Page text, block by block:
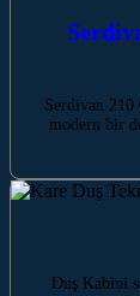
Serdivan
modern bir
Duş Kabini